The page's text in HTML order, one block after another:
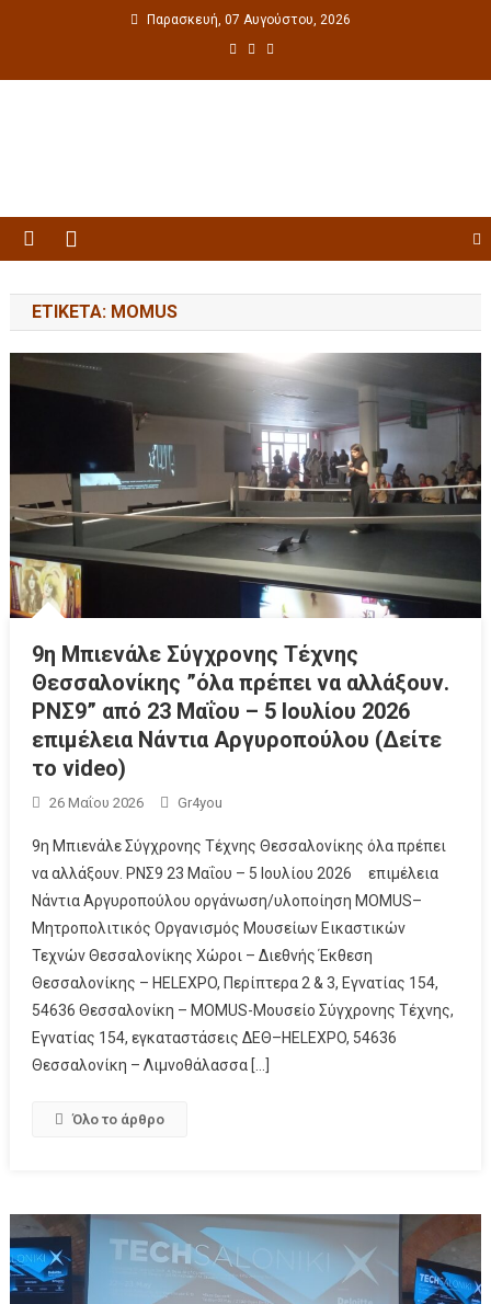
Παρασκευή, 07 Αυγούστου, 2026
ΕΤΙΚΈΤΑ: MOMUS
9η Μπιενάλε Σύγχρονης Τέχνης
Θεσσαλονίκης ”όλα πρέπει να αλλάξουν.
ΡΝΣ9” από 23 Μαΐου – 5 Ιουλίου 2026
επιμέλεια Νάντια Αργυροπούλου (Δείτε
το video)
26 Μαΐου 2026 Gr4you
9η Μπιενάλε Σύγχρονης Τέχνης Θεσσαλονίκης όλα πρέπει
να αλλάξουν. ΡΝΣ9 23 Μαΐου – 5 Ιουλίου 2026 επιμέλεια
Νάντια Αργυροπούλου οργάνωση/υλοποίηση MOMUS–
Μητροπολιτικός Οργανισμός Μουσείων Εικαστικών
Τεχνών Θεσσαλονίκης Χώροι – Διεθνής Έκθεση
Θεσσαλονίκης – HELEXPO, Περίπτερα 2 & 3, Εγνατίας 154,
54636 Θεσσαλονίκη – MOMUS-Μουσείο Σύγχρονης Τέχνης,
Εγνατίας 154, εγκαταστάσεις ΔΕΘ–HELEXPO, 54636
Θεσσαλονίκη – Λιμνοθάλασσα […]
Όλο το άρθρο